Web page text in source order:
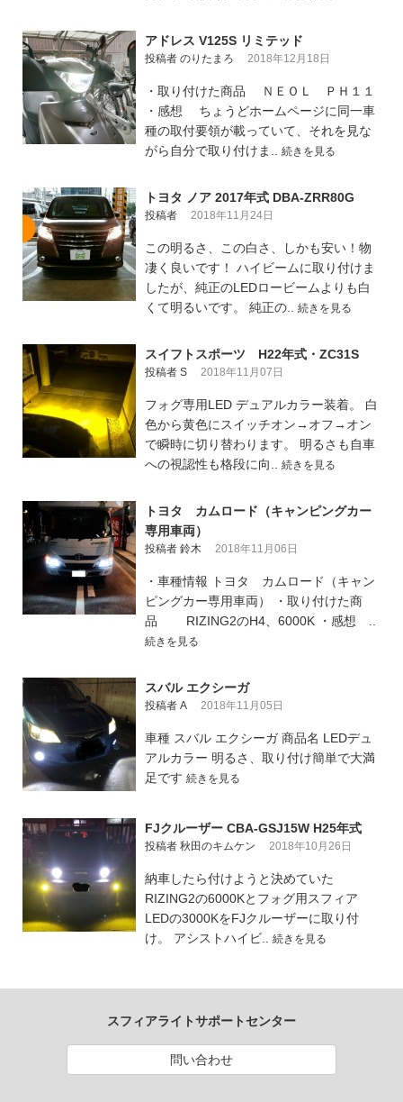
アドレス V125S リミテッド
投稿者 のりたまろ 2018年12月18日
・取り付けた商品 ＮＥＯＬ ＰＨ１１
・感想 ちょうどホームページに同一車
種の取付要領が載っていて、それを見な
がら自分で取り付けま.. 続きを見る
トヨタ ノア 2017年式 DBA-ZRR80G
投稿者 2018年11月24日
この明るさ、この白さ、しかも安い！物
凄く良いです！ ハイビームに取り付けま
したが、純正のLEDロービームよりも白
くて明るいです。 純正の.. 続きを見る
スイフトスポーツ H22年式・ZC31S
投稿者 S 2018年11月07日
フォグ専用LED デュアルカラー装着。 白
色から黄色にスイッチオン→オフ→オン
で瞬時に切り替わります。 明るさも自車
への視認性も格段に向.. 続きを見る
トヨタ カムロード（キャンピングカー
専用車両）
投稿者 鈴木 2018年11月06日
・車種情報 トヨタ カムロード（キャン
ピングカー専用車両） ・取り付けた商
品 RIZING2のH4、6000K ・感想 ..
続きを見る
スバル エクシーガ
投稿者 A 2018年11月05日
車種 スバル エクシーガ 商品名 LEDデュ
アルカラー 明るさ、取り付け簡単で大満
足です 続きを見る
FJクルーザー CBA-GSJ15W H25年式
投稿者 秋田のキムケン 2018年10月26日
納車したら付けようと決めていた
RIZING2の6000Kとフォグ用スフィア
LEDの3000KをFJクルーザーに取り付
け。 アシストハイビ.. 続きを見る
スフィアライトサポートセンター
問い合わせ